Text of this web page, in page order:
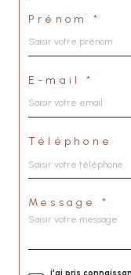
Prénom *
E-mail *
Téléphone
Message *